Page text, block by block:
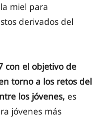
miel para
derivados del
con el objetivo de
torno a los retos del
los jóvenes, es
jóvenes más